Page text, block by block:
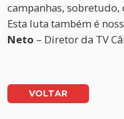
campanhas,
Esta luta também é
Neto – Diretor da TV
VOLTAR